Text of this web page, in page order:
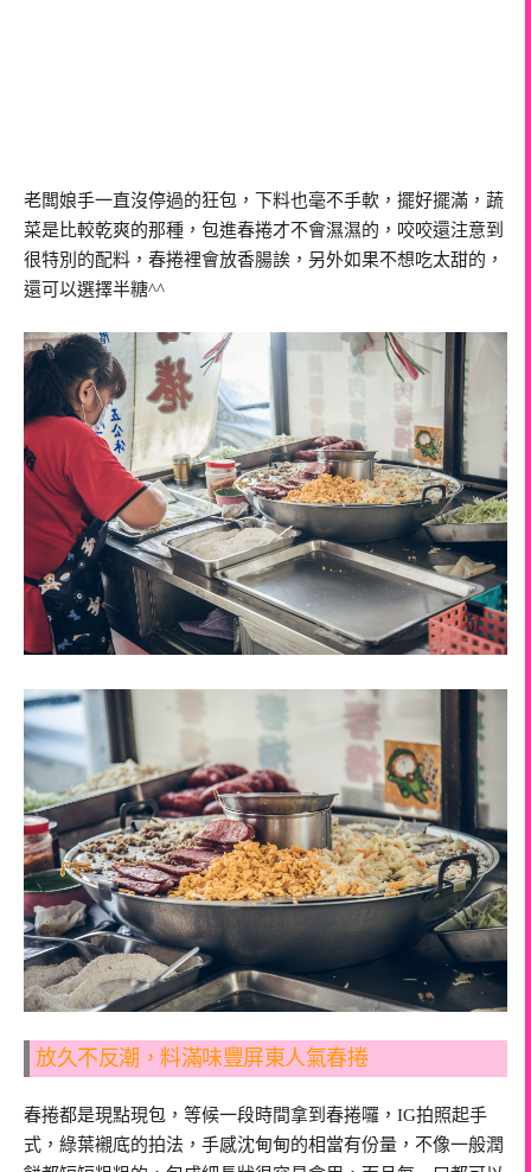
老闆娘手一直沒停過的狂包，下料也毫不手軟，擺好擺滿，蔬
菜是比較乾爽的那種，包進春捲才不會濕濕的，咬咬還注意到
很特別的配料，春捲裡會放香腸誒，另外如果不想吃太甜的，
還可以選擇半糖^^
放久不反潮，料滿味豐屏東人氣春捲
春捲都是現點現包，等候一段時間拿到春捲囉，IG拍照起手
式，綠葉襯底的拍法，手感沈甸甸的相當有份量，不像一般潤